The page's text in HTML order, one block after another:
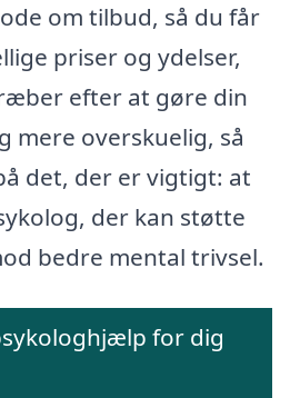
om tilbud, så du får
priser og ydelser,
efter at gøre din
mere overskuelig, så
det, der er vigtigt: at
der kan støtte
bedre mental trivsel.
for dig